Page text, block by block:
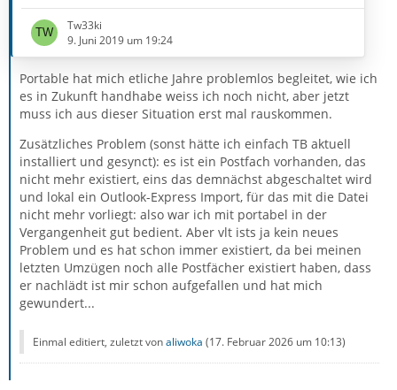
Linux Mint 19.1 Tessa / Chinamon
Kontenart (POP / IMAP): IMAP
Postfach-Anbieter (z.B. GMX): Kopano / Dovecot
selfhosted
Eingesetzte Antiviren-Software: -
Firewall (Betriebssystem-intern/Externe Software):
Router-Modellbezeichnung (bei Sende-
Problemen): ohne
Hallo,
ich habe wie der…
Tw33ki
9. Juni 2019 um 19:24
Portable hat mich etliche Jahre problemlos begleitet, wie ich
es in Zukunft handhabe weiss ich noch nicht, aber jetzt
muss ich aus dieser Situation erst mal rauskommen.
Zusätzliches Problem (sonst hätte ich einfach TB aktuell
installiert und gesynct): es ist ein Postfach vorhanden, das
nicht mehr existiert, eins das demnächst abgeschaltet wird
und lokal ein Outlook-Express Import, für das mit die Datei
nicht mehr vorliegt: also war ich mit portabel in der
Vergangenheit gut bedient. Aber vlt ists ja kein neues
Problem und es hat schon immer existiert, da bei meinen
letzten Umzügen noch alle Postfächer existiert haben, dass
er nachlädt ist mir schon aufgefallen und hat mich
gewundert...
Einmal editiert, zuletzt vonaliwoka (17. Februar 2026 um 10:13)